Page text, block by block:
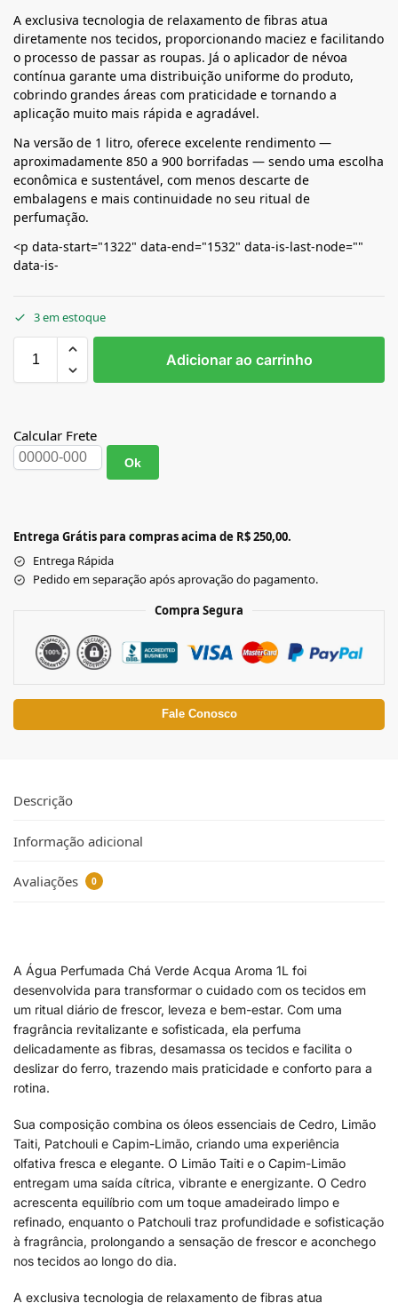
A exclusiva tecnologia de relaxamento de fibras atua
diretamente nos tecidos, proporcionando maciez e facilitando
o processo de passar as roupas. Já o aplicador de névoa
contínua garante uma distribuição uniforme do produto,
cobrindo grandes áreas com praticidade e tornando a
aplicação muito mais rápida e agradável.
Na versão de 1 litro, oferece excelente rendimento —
aproximadamente 850 a 900 borrifadas — sendo uma escolha
econômica e sustentável, com menos descarte de
embalagens e mais continuidade no seu ritual de
perfumação.
<p data-start="1322" data-end="1532" data-is-last-node=""
data-is-
3 em estoque
Adicionar ao carrinho
Calcular Frete
Ok
Entrega Grátis para compras acima de R$ 250,00.
Entrega Rápida
Pedido em separação após aprovação do pagamento.
Compra Segura
Fale Conosco
Descrição
Informação adicional
Avaliações 0
A Água Perfumada Chá Verde Acqua Aroma 1L foi
desenvolvida para transformar o cuidado com os tecidos em
um ritual diário de frescor, leveza e bem-estar. Com uma
fragrância revitalizante e sofisticada, ela perfuma
delicadamente as fibras, desamassa os tecidos e facilita o
deslizar do ferro, trazendo mais praticidade e conforto para a
rotina.
Sua composição combina os óleos essenciais de Cedro, Limão
Taiti, Patchouli e Capim-Limão, criando uma experiência
olfativa fresca e elegante. O Limão Taiti e o Capim-Limão
entregam uma saída cítrica, vibrante e energizante. O Cedro
acrescenta equilíbrio com um toque amadeirado limpo e
refinado, enquanto o Patchouli traz profundidade e sofisticação
à fragrância, prolongando a sensação de frescor e aconchego
nos tecidos ao longo do dia.
A exclusiva tecnologia de relaxamento de fibras atua